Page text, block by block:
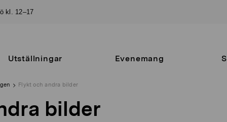
kl. 12–17
Utställningar Evenemang
Flykt och andra bilder
bilder